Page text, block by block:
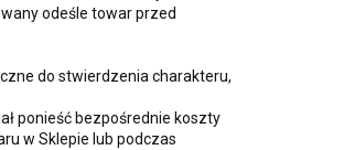
odeśle towar przed
do stwierdzenia charakteru,
ponieść bezpośrednie koszty
w Sklepie lub podczas